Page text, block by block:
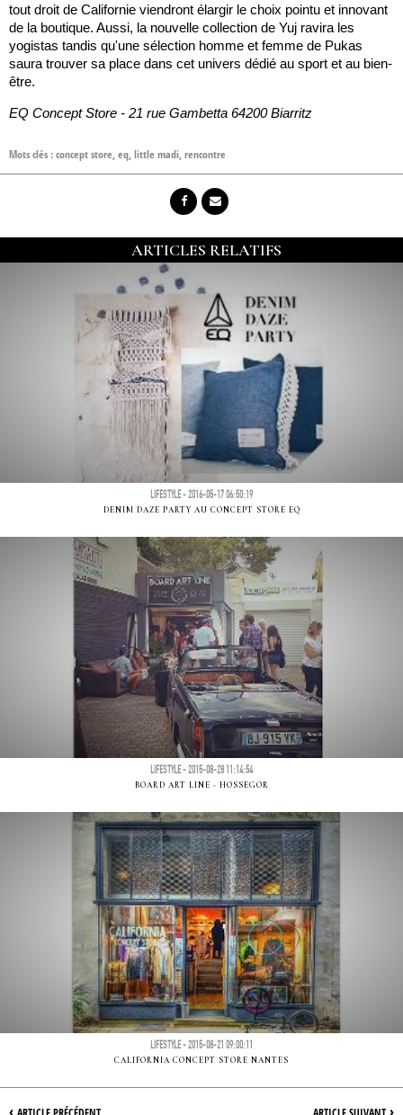
tout droit de Californie viendront élargir le choix pointu et innovant
de la boutique. Aussi, la nouvelle collection de Yuj ravira les
yogistas tandis qu'une sélection homme et femme de Pukas
saura trouver sa place dans cet univers dédié au sport et au bien-
être.
EQ Concept Store - 21 rue Gambetta 64200 Biarritz
Mots clés :concept store,eq,little madi,rencontre
ARTICLES RELATIFS
LIFESTYLE - 2016-05-17 06:50:19
DENIM DAZE PARTY AU CONCEPT STORE EQ
LIFESTYLE - 2015-08-28 11:14:54
BOARD ART LINE - HOSSEGOR
LIFESTYLE - 2015-08-21 09:00:11
CALIFORNIA CONCEPT STORE NANTES